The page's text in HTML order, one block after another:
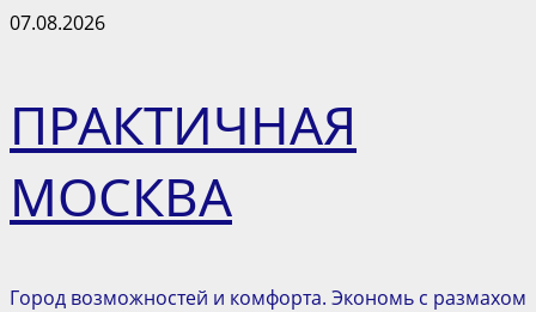
Перейти
07.08.2026
ПРАКТИЧНАЯ
МОСКВА
Город возможностей и комфорта. Экономь с размахом